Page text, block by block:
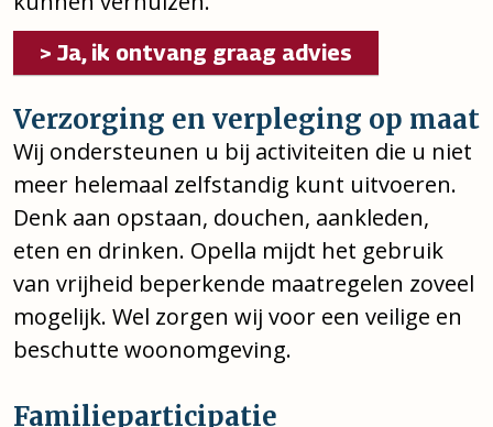
> Ja, ik ontvang graag advies
Verzorging en verpleging op maat
Wij ondersteunen u bij activiteiten die u niet
meer helemaal zelfstandig kunt uitvoeren.
Denk aan opstaan, douchen, aankleden,
eten en drinken. Opella mijdt het gebruik
van vrijheid beperkende maatregelen zoveel
mogelijk. Wel zorgen wij voor een veilige en
beschutte woonomgeving.
Familieparticipatie